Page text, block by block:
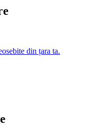
din țara ta.